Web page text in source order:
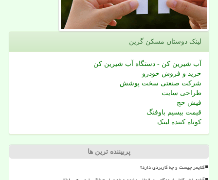
لینک دوستان مسكن گزین
آب شیرین کن - دستگاه آب شیرین کن
خرید و فروش خودرو
شرکت صنعتی سخت پوشش
طراحی سایت
فیش حج
قیمت بیسیم باوفنگ
کوتاه کننده لینک
پربیننده ترین ها
کلایمر چیست و چه کاربردی دارد؟